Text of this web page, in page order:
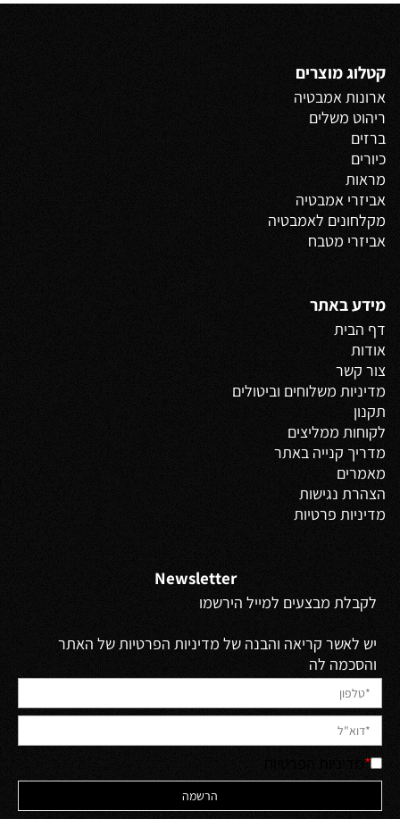
קטלוג מוצרים
ארונות אמבטיה
ריהוט משלים
ברזים
כיורים
מראות
אביזרי אמבטיה
מקלחונים לאמבטיה
אביזרי מטבח
מידע באתר
דף הבית
אודות
צור קשר
מדיניות משלוחים וביטולים
תקנון
לקוחות ממליצים
מדריך קנייה באתר
מאמרים
הצהרת נגישות
מדיניות פרטיות
Newsletter
לקבלת מבצעים למייל הירשמו
יש לאשר קריאה והבנה של מדיניות הפרטיות של האתר
והסכמה לה
*